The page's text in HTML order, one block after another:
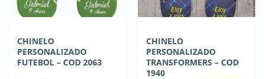
CHINELO
PERSONALIZADO
FUTEBOL – COD 2063
CHINELO
PERSONALIZADO
TRANSFORMERS – COD
1940